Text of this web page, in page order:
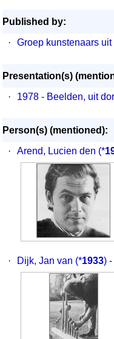
Published by:
·
Groep kunstenaars
Presentation(s)
·
1978 - Beelden, uit
Person(s) (mentioned):
·
Arend, Lucien den (*
· Dijk, Jan van (*1933)